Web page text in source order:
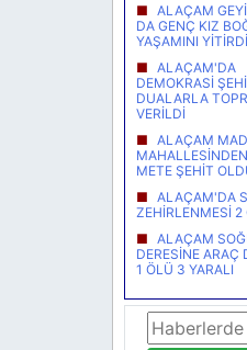
ALAÇAM
DA GENÇ KIZ
YAŞAMINI YİTİRDİ
ALAÇAM'DA
DEMOKRASİ
DUALARLA
VERİLDİ
ALAÇAM
METE ŞEHİT
ALAÇAM'DA
ZEHİRLENMESİ 2
ALAÇAM
DERESİNE ARAÇ
1 ÖLÜ 3 YARALI